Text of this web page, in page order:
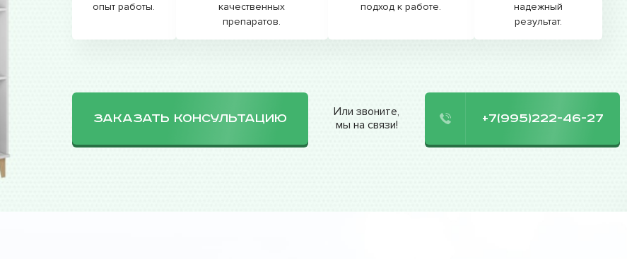
опыт работы.
качественных
препаратов.
подход к работе.
надежный
результат.
ЗАКАЗАТЬ КОНСУЛЬТАЦИЮ
Или звоните,
мы на связи!
+7(995)222-46-27